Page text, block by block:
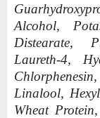
Alcohol,
Distearate,
Laureth-4,
Linalool,
Wheat